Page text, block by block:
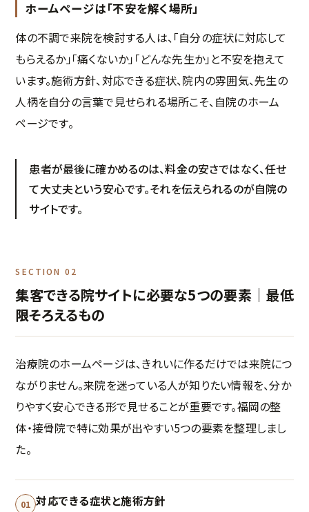
ホームページは「不安を解く場所」
体の不調で来院を検討する人は、「自分の症状に対応して
もらえるか」「痛くないか」「どんな先生か」と不安を抱えて
います。施術方針、対応できる症状、院内の雰囲気、先生の
人柄を自分の言葉で見せられる場所こそ、自院のホーム
ページです。
患者が最後に確かめるのは、料金の安さではなく、任せ
て大丈夫という安心です。それを伝えられるのが自院の
サイトです。
SECTION 02
集客できる院サイトに必要な5つの要素｜最低
限そろえるもの
治療院のホームページは、きれいに作るだけでは来院につ
ながりません。来院を迷っている人が知りたい情報を、分か
りやすく安心できる形で見せることが重要です。福岡の整
体・接骨院で特に効果が出やすい5つの要素を整理しまし
た。
01 対応できる症状と施術方針